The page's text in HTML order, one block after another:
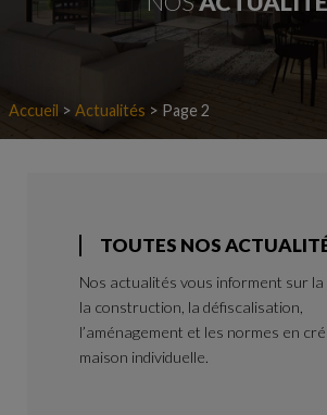
Accueil > Actualités > Page 2
TOUTES NOS
Nos actualités vous informent sur la
la construction, la défiscalisation,
l’aménagement et les normes en
maison individuelle.